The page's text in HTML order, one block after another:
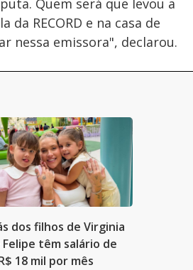
Quem será que levou a
RECORD e na casa de
nessa emissora", declarou.
dos filhos de Virginia
Felipe têm salário de
18 mil por mês